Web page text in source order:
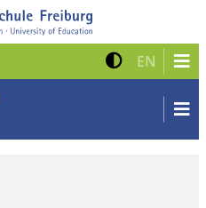
Kontrast
EN Zur